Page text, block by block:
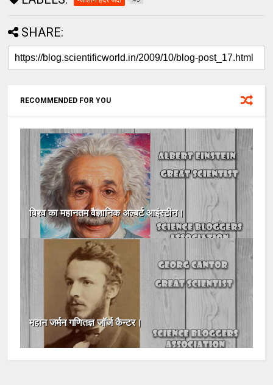
SHARE:
RECOMMENDED FOR YOU
विश्‍व का महानतम वैज्ञानिक अल्बर्ट आइंस्टीन।
महान जर्मन गणितज्ञ जॉर्ज कैन्टर।